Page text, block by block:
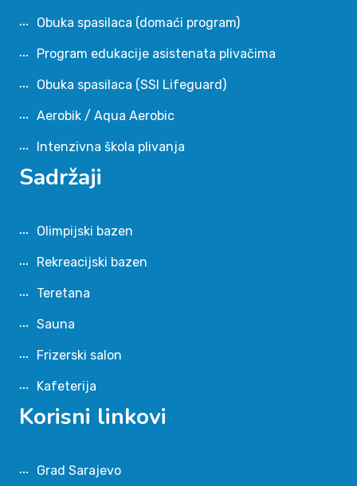
Obuka spasilaca (domaći program)
Program edukacije asistenata plivačima
Obuka spasilaca (SSI Lifeguard)
Aerobik / Aqua Aerobic
Intenzivna škola plivanja
Sadržaji
Olimpijski bazen
Rekreacijski bazen
Teretana
Sauna
Frizerski salon
Kafeterija
Korisni linkovi
Grad Sarajevo